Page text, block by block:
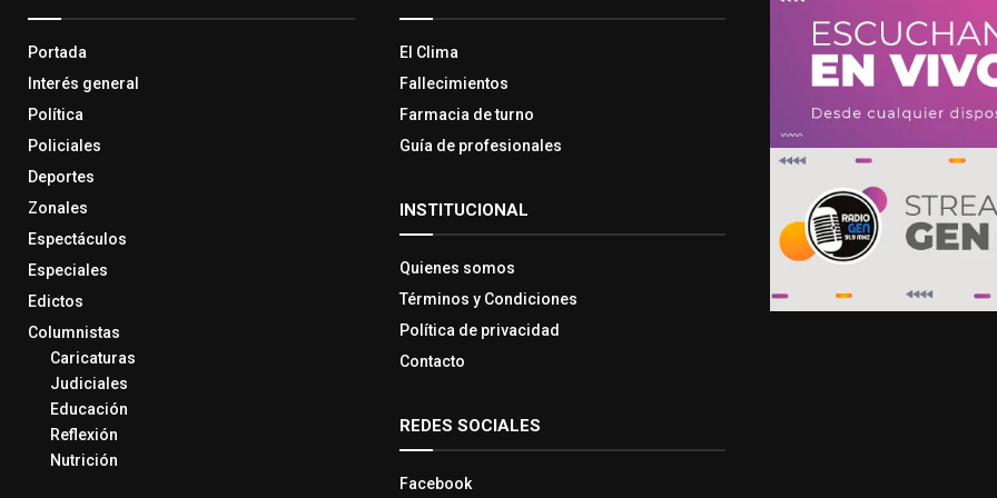
Portada
Interés general
Política
Policiales
Deportes
Zonales
Espectáculos
Especiales
Edictos
Columnistas
Caricaturas
Judiciales
Educación
Reflexión
Nutrición
El Clima
Fallecimientos
Farmacia de turno
Guía de profesionales
INSTITUCIONAL
Quienes somos
Términos y Condiciones
Política de privacidad
Contacto
REDES SOCIALES
Facebook